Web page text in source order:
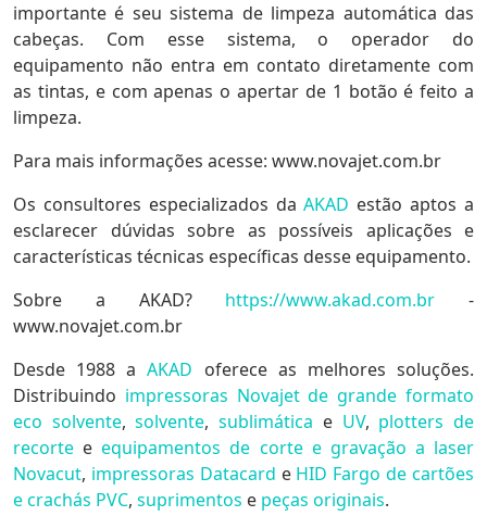
importante é seu sistema de limpeza automática das
cabeças. Com esse sistema, o operador do
equipamento não entra em contato diretamente com
as tintas, e com apenas o apertar de 1 botão é feito a
limpeza.
Para mais informações acesse: www.novajet.com.br
Os consultores especializados daAKAD estão aptos a
esclarecer dúvidas sobre as possíveis aplicações e
características técnicas específicas desse equipamento.
Sobre a AKAD? https://www.akad.com.br -
www.novajet.com.br
Desde 1988 aAKAD oferece as melhores soluções.
Distribuindo impressoras Novajet de grande formato
eco solvente,solvente,sublimática e UV, plotters de
recorte eequipamentos de corte e gravação a laser
Novacut, impressoras Datacard e HID Fargo de cartões
e crachás PVC, suprimentos e peças originais.